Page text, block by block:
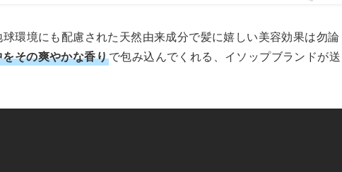
環境にも配慮された天然由来成分で髪に嬉しい美容効果は勿論
その爽やかな香りで包み込んでくれる、イソップブランドが送